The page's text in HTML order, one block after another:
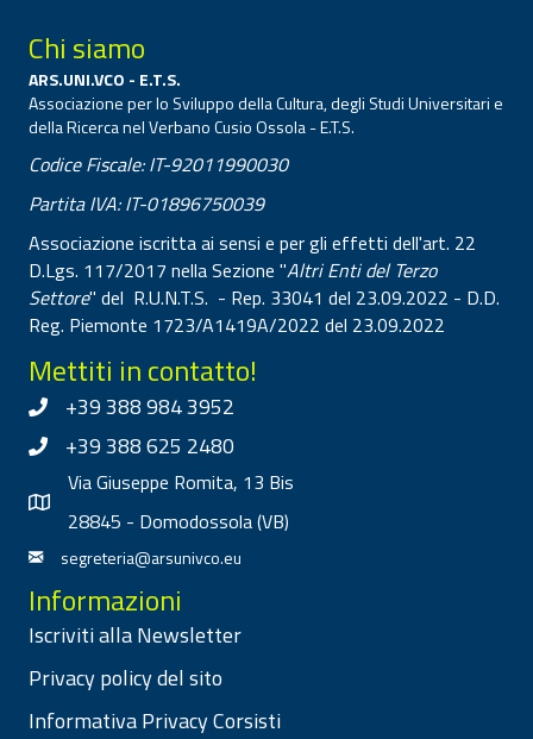
Chi siamo
ARS.UNI.VCO - E.T.S.
Associazione per lo Sviluppo della Cultura, degli Studi Universitari e
della Ricerca nel Verbano Cusio Ossola - E.T.S.
Codice Fiscale: IT-92011990030
Partita IVA: IT-01896750039
Associazione iscritta ai sensi e per gli effetti dell'art. 22
D.Lgs. 117/2017 nella Sezione "Altri Enti del Terzo
Settore" del R.U.N.T.S. - Rep. 33041 del 23.09.2022 - D.D.
Reg. Piemonte 1723/A1419A/2022 del 23.09.2022
Mettiti in contatto!
+39 388 984 3952
+39 388 625 2480
Via Giuseppe Romita, 13 Bis
28845 - Domodossola (VB)
segreteria@arsunivco.eu
Informazioni
Iscriviti alla Newsletter
Privacy policy del sito
Informativa Privacy Corsisti